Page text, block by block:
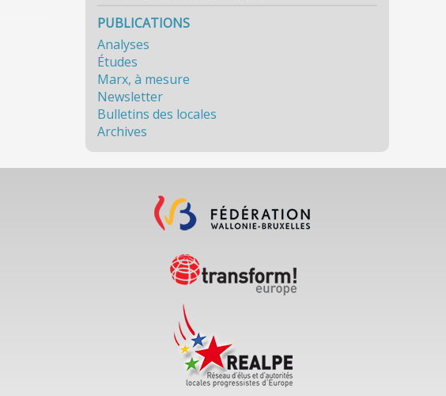
PUBLICATIONS
Analyses
Études
Marx, à mesure
Newsletter
Bulletins des locales
Archives